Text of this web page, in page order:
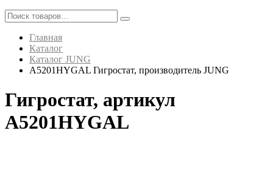
Главная
Каталог
Каталог JUNG
A5201HYGAL Гигростат, производитель JUNG
Гигростат, артикул
A5201HYGAL